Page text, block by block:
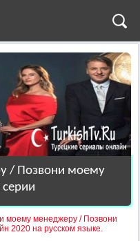
/ Позвони моему
серии
моему менеджеру / Позвони
2020 на русском языке.